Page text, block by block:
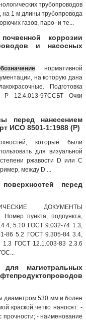
трубопроводов
на 1 м длины трубопровода
газов, паро- и те...
коррозии
и насосных
нормативной
на которую дана
Подготовка
Р 12.4.013-97ССБТ Очки
перед нанесением
ИСО 8501-1:1988 (Р)
которые были
для визуальной
ржавости D или С
между D ...
перед
ДОКУМЕНТЫ
пункта, подпункта,
5.10 ГОСТ 9.032-74 1.3,
86 5.2 ГОСТ 9.305-84 3.4,
ГОСТ 12.1.003-83 2.3.6
магистральных
диаметром 530 мм и более
краской четко наносят: -
прочности; - наименование